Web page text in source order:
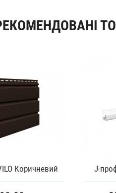
Коричневий J-